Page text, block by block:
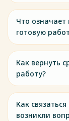
Что
готовую
Как вернуть
работу?
Как
возникли